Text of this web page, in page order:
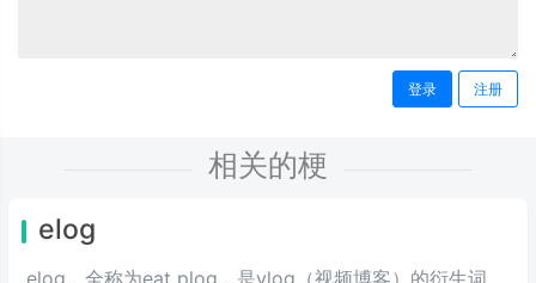
登录 注册
相关的梗
elog
elog，全称为eat plog，是vlog（视频博客）的衍生词